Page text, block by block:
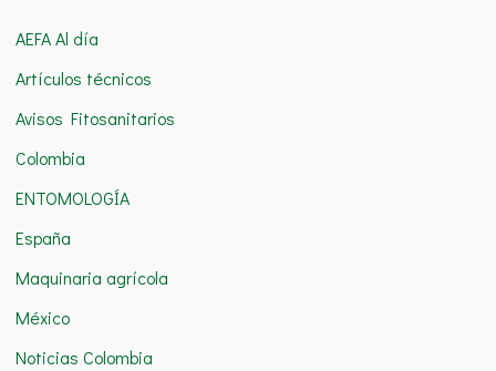
a
r
p
o
r
:
AEFA Al día
Artículos técnicos
Avisos Fitosanitarios
Colombia
ENTOMOLOGÍA
España
Maquinaria agrícola
México
Noticias Colombia